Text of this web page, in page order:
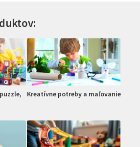
Kreatívne potreby a maľovanie